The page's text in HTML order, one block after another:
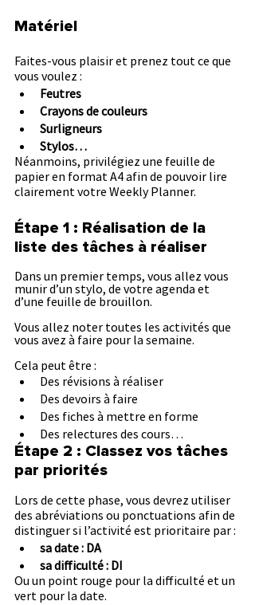
Matériel
Faites-vous plaisir et prenez tout ce que
vous voulez :
Feutres
Crayons de couleurs
Surligneurs
Stylos…
Néanmoins, privilégiez une feuille de
papier en format A4 afin de pouvoir lire
clairement votre Weekly Planner.
Étape 1 : Réalisation de la
liste des tâches à réaliser
Dans un premier temps, vous allez vous
munir d’un stylo, de votre agenda et
d’une feuille de brouillon.
Vous allez noter toutes les activités que
vous avez à faire pour la semaine.
Cela peut être :
Des révisions à réaliser
Des devoirs à faire
Des fiches à mettre en forme
Des relectures des cours…
Étape 2 : Classez vos tâches
par priorités
Lors de cette phase, vous devrez utiliser
des abréviations ou ponctuations afin de
distinguer si l’activité est prioritaire par :
sa date : DA
sa difficulté : DI
Ou un point rouge pour la difficulté et un
vert pour la date.